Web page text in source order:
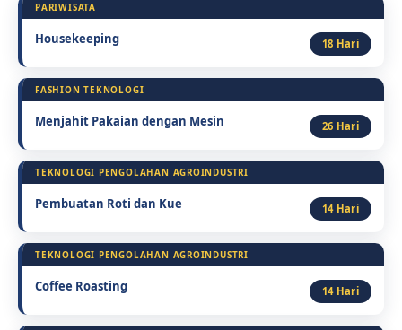
PARIWISATA
Housekeeping 18 Hari
FASHION TEKNOLOGI
Menjahit Pakaian dengan Mesin 26 Hari
TEKNOLOGI PENGOLAHAN AGROINDUSTRI
Pembuatan Roti dan Kue 14 Hari
TEKNOLOGI PENGOLAHAN AGROINDUSTRI
Coffee Roasting 14 Hari